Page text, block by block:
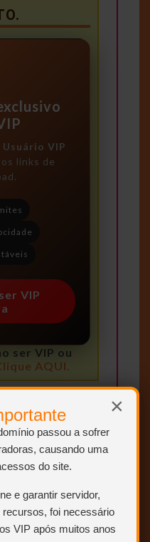
×
passou a sofrer
causando uma
do site.
e garantir servidor,
foi necessário
VIP após muitos anos
Usuário VIP
links de
VIP
ser VIP ou
AQUI.
no botão
será